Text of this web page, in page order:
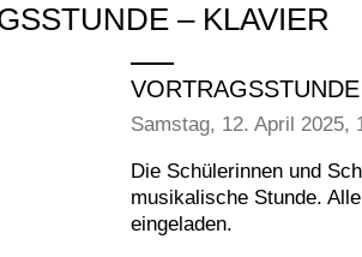
– KLAVIER
Samstag, 12. April 2025,
Die Schülerinnen und
musikalische Stunde.
eingeladen.